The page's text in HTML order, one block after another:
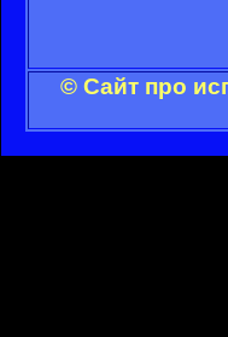
© Сайт про